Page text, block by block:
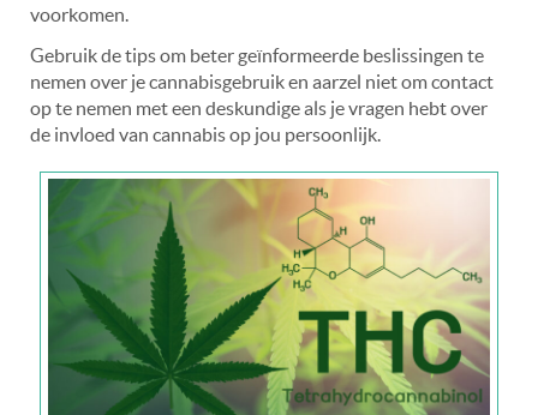
voorkomen.
Gebruik de tips om beter geïnformeerde beslissingen te
nemen over je cannabisgebruik en aarzel niet om contact
op te nemen met een deskundige als je vragen hebt over
de invloed van cannabis op jou persoonlijk.